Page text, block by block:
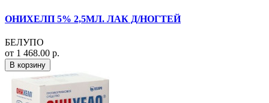
ОНИХЕЛП 5% 2,5МЛ. ЛАК Д/НОГТЕЙ
БЕЛУПО
от 1 468.00 р.
В корзину